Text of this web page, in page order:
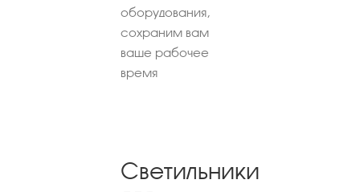
оборудования,
сохраним вам
ваше рабочее
время
Светильники